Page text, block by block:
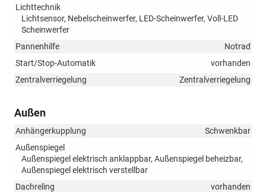
Lichttechnik
Lichtsensor, Nebelscheinwerfer, LED-Scheinwerfer, Voll-LED
Scheinwerfer
Pannenhilfe
Notrad
Start/Stop-Automatik
vorhanden
Zentralverriegelung
Zentralverriegelung
Außen
Anhängerkupplung
Schwenkbar
Außenspiegel
Außenspiegel elektrisch anklappbar, Außenspiegel beheizbar,
Außenspiegel elektrisch verstellbar
Dachreling
vorhanden